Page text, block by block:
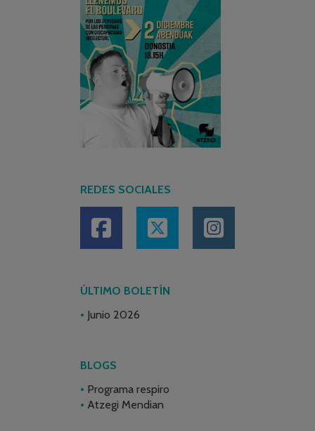
REDES SOCIALES
ÚLTIMO BOLETÍN
Junio 2026
BLOGS
Programa respiro
Atzegi Mendian